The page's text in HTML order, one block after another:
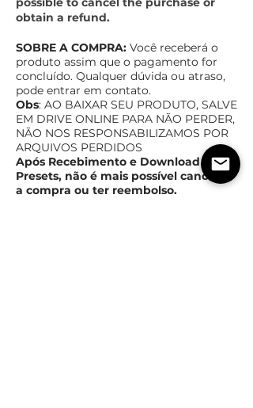
obtain a refund.
SOBRE A COMPRA: Você receberá o
produto assim que o pagamento for
concluído. Qualquer dúvida ou atraso,
pode entrar em contato.
Obs: AO BAIXAR SEU PRODUTO, SALVE
EM DRIVE ONLINE PARA NÃO PERDER,
NÃO NOS RESPONSABILIZAMOS POR
ARQUIVOS PERDIDOS
Após Recebimento e Download dos
Presets, não é mais possível cancelar
a compra ou ter reembolso.